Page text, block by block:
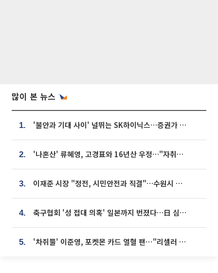
많이 본 뉴스
1. '불안과 기대 사이' 널뛰는 SK하이닉스…증권가 "HBM4·LTA 기반 펀터멘털 견고"
2. '나혼산' 류혜영, 고경표와 16년산 우정…"자취방서 부모님과 마주쳐"
3. 이재준 시장 "정전, 시민안전과 직결"…수원시 비상대응체계 가동
4. 축구협회 '성 접대 의혹' 일본까지 번졌다…日 심판 실명 공개
5. '차쥐뿔' 이준영, 포켓몬 카드 열혈 팬⋯"리셀러 처단할 것"